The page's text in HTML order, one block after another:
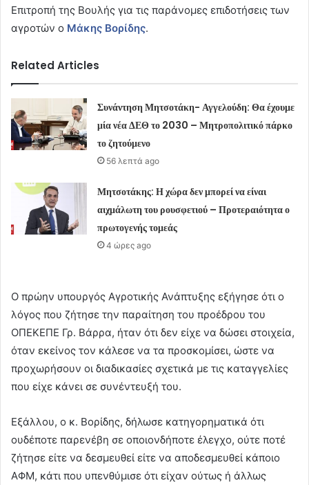
Επιτροπή της Βουλής για τις παράνομες επιδοτήσεις των
αγροτών ο Μάκης Βορίδης.
Related Articles
Συνάντηση Μητσοτάκη- Αγγελούδη: Θα έχουμε
μία νέα ΔΕΘ το 2030 – Μητροπολιτικό πάρκο
το ζητούμενο
56 λεπτά ago
Μητσοτάκης: Η χώρα δεν μπορεί να είναι
αιχμάλωτη του ρουσφετιού – Προτεραιότητα ο
πρωτογενής τομεάς
4 ώρες ago
Ο πρώην υπουργός Αγροτικής Ανάπτυξης εξήγησε ότι ο
λόγος που ζήτησε την παραίτηση του προέδρου του
ΟΠΕΚΕΠΕ Γρ. Βάρρα, ήταν ότι δεν είχε να δώσει στοιχεία,
όταν εκείνος τον κάλεσε να τα προσκομίσει, ώστε να
προχωρήσουν οι διαδικασίες σχετικά με τις καταγγελίες
που είχε κάνει σε συνέντευξή του.
Εξάλλου, ο κ. Βορίδης, δήλωσε κατηγορηματικά ότι
ουδέποτε παρενέβη σε οποιονδήποτε έλεγχο, ούτε ποτέ
ζήτησε είτε να δεσμευθεί είτε να αποδεσμευθεί κάποιο
ΑΦΜ, κάτι που υπενθύμισε ότι είχαν ούτως ή άλλως